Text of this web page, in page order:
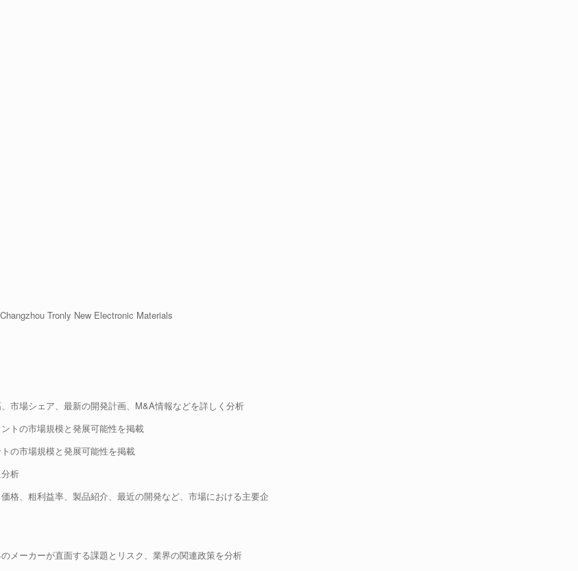
Tronly New Electronic Materials
市場シェア、最新の開発計画、M&A情報などを詳しく分析
トの市場規模と発展可能性を掲載
の市場規模と発展可能性を掲載
析
格、粗利益率、製品紹介、最近の開発など、市場における主要企
メーカーが直面する課題とリスク、業界の関連政策を分析